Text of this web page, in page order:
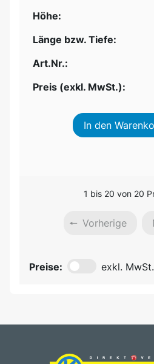
Höhe:
Länge bzw. Tiefe:
Art.Nr.:
Preis (exkl. MwSt.):
In den
1 bis 20 von 20
Vorherige
Preise: exkl. MwSt.